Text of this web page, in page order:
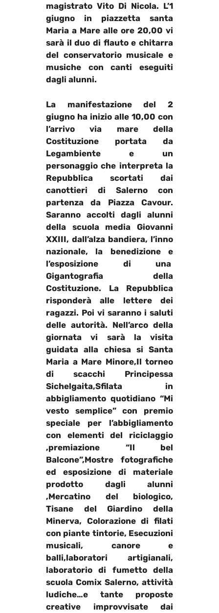
magistrato Vito Di Nicola. L’1
giugno in piazzetta santa
Maria a Mare alle ore 20,00 vi
sarà il duo di flauto e chitarra
del conservatorio musicale e
musiche con canti eseguiti
dagli alunni.
La manifestazione del 2
giugno ha inizio alle 10,00 con
l’arrivo via mare della
Costituzione portata da
Legambiente e un
personaggio che interpreta la
Repubblica scortati dai
canottieri di Salerno con
partenza da Piazza Cavour.
Saranno accolti dagli alunni
della scuola media Giovanni
XXIII, dall’alza bandiera, l’inno
nazionale, la benedizione e
l’esposizione di una
Gigantografia della
Costituzione. La Repubblica
risponderà alle lettere dei
ragazzi. Poi vi saranno i saluti
delle autorità. Nell’arco della
giornata vi sarà la visita
guidata alla chiesa si Santa
Maria a Mare Minore,Il torneo
di scacchi Principessa
Sichelgaita,Sfilata in
abbigliamento quotidiano “Mi
vesto semplice” con premio
speciale per l’abbigliamento
con elementi del riciclaggio
,premiazione “Il bel
Balcone”,Mostre fotografiche
ed esposizione di materiale
prodotto dagli alunni
,Mercatino del biologico,
Tisane del Giardino della
Minerva, Colorazione di filati
con piante tintorie, Esecuzioni
musicali, canore e
balli,laboratori artigianali,
laboratorio di fumetto della
scuola Comix Salerno, attività
ludiche…e tante proposte
creative improvvisate dai